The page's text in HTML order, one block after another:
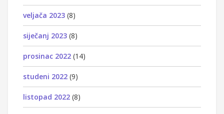
veljača 2023 (8)
siječanj 2023 (8)
prosinac 2022 (14)
studeni 2022 (9)
listopad 2022 (8)